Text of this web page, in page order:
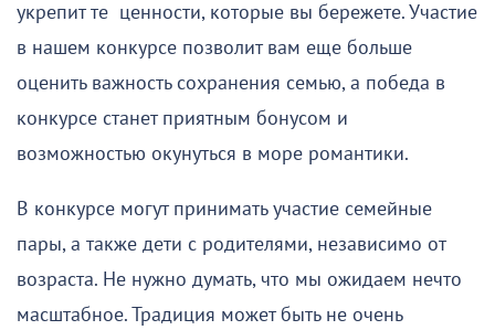
укрепит те ценности, которые вы бережете. Участие
в нашем конкурсе позволит вам еще больше
оценить важность сохранения семью, а победа в
конкурсе станет приятным бонусом и
возможностью окунуться в море романтики.
В конкурсе могут принимать участие семейные
пары, а также дети с родителями, независимо от
возраста. Не нужно думать, что мы ожидаем нечто
масштабное. Традиция может быть не очень